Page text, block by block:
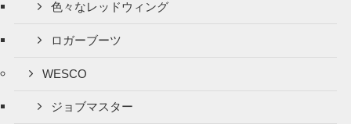
色々なレッドウィング
ロガーブーツ
WESCO
ジョブマスター